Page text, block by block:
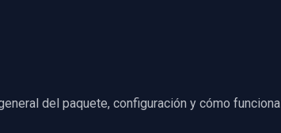
del paquete, configuración y cómo funciona